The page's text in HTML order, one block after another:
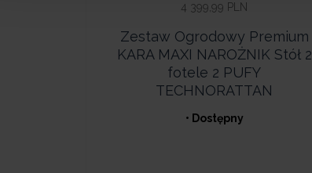
4 399,99 PLN
Zestaw Ogrodowy Premium
KARA MAXI NAROŻNIK Stół 2
fotele 2 PUFY
TECHNORATTAN
• Dostępny